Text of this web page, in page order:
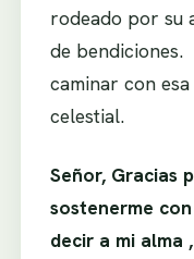
rodeado por su
de bendiciones.
caminar con
celestial.
Señor, Gracias
sostenerme
decir a mi alma